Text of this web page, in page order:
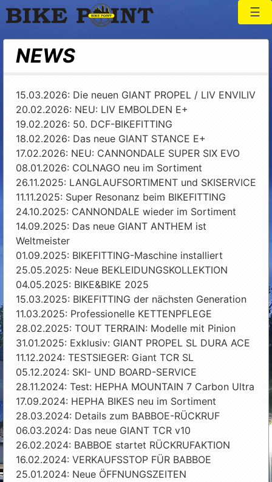
Bike Point
NEWS
15.03.2026: Die neuen GIANT PROPEL / LIV ENVILIV
20.02.2026: NEU: LIV EMBOLDEN E+
19.02.2026: 50. DCF-BIKEFITTING
18.02.2026: Das neue GIANT STANCE E+
17.02.2026: NEU: CANNONDALE SUPER SIX EVO
08.01.2026: COLNAGO neu im Sortiment
26.11.2025: LANGLAUFSORTIMENT und SKISERVICE
11.11.2025: Super Resonanz beim BIKEFITTING
24.10.2025: CANNONDALE wieder im Sortiment
14.09.2025: Das neue GIANT ANTHEM ist
Weltmeister
01.09.2025: BIKEFITTING-Maschine installiert
25.05.2025: Neue BEKLEIDUNGSKOLLEKTION
04.05.2025: BIKE&BIKE 2025
15.03.2025: BIKEFITTING der nächsten Generation
11.03.2025: Professionelle KETTENPFLEGE
28.02.2025: TOUT TERRAIN: Modelle mit Pinion
31.01.2025: Exklusiv: GIANT PROPEL SL DURA ACE
11.12.2024: TESTSIEGER: Giant TCR SL
05.12.2024: SKI- UND BOARD-SERVICE
28.11.2024: Test: HEPHA MOUNTAIN 7 Carbon Ultra
17.09.2024: HEPHA BIKES neu im Sortiment
28.03.2024: Details zum BABBOE-RÜCKRUF
06.03.2024: Das neue GIANT TCR v10
26.02.2024: BABBOE startet RÜCKRUFAKTION
16.02.2024: VERKAUFSSTOP FÜR BABBOE
25.01.2024: Neue ÖFFNUNGSZEITEN